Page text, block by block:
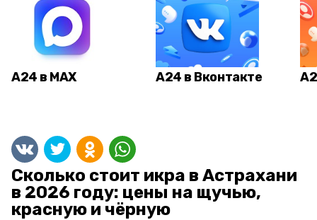
А24 в MAX А24 в Вконтакте
Сколько стоит икра в Астрахани
в 2026 году: цены на щучью,
красную и чёрную